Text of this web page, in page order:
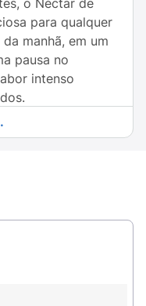
o Néctar de
para qualquer
manhã, em um
pausa no
intenso
também conta
gole e
especiais.
Tial e descubra
uma explosão
gosto da